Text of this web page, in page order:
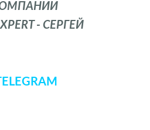
- СЕРГЕЙ